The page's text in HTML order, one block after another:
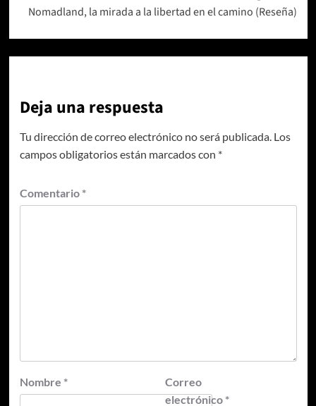
Nomadland, la mirada a la libertad en el camino (Reseña)
Deja una respuesta
Tu dirección de correo electrónico no será publicada. Los
campos obligatorios están marcados con *
Comentario *
Nombre *
Correo
electrónico *